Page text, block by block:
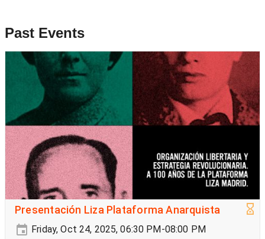
Past Events
Presentación Liza Plataforma Anarquista
Friday, Oct 24, 2025, 06:30 PM-08:00 PM